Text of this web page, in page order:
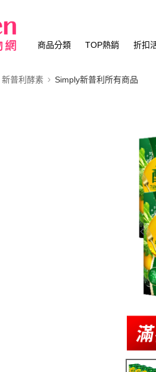
商品分類 TOP熱銷 折扣
普利酵素 Simply新普利所有商品